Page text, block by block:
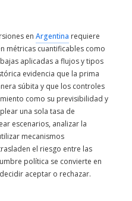
en Argentina requiere
métricas cuantificables como
aplicadas a flujos y tipos
evidencia que la prima
súbita y que los controles
como su previsibilidad y
una sola tasa de
escenarios, analizar la
mecanismos
el riesgo entre las
política se convierte en
aceptar o rechazar.